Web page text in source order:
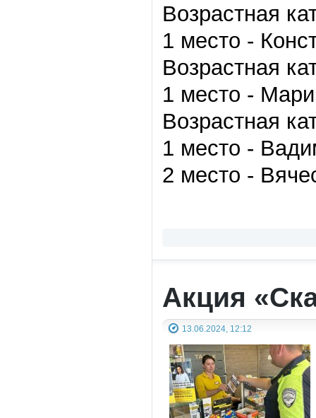
Возрастная
1 место -
Возрастная
1 место -
Возрастная
1 место -
2 место -
Акция
13.06.2024, 12:12